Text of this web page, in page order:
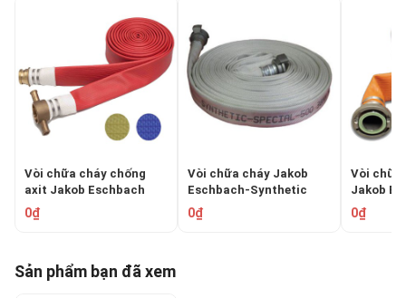
Vòi chữa cháy chống
axit Jakob Eschbach
POLYDUR RHINO
0₫
Vòi chữa cháy Jakob
Eschbach-Synthetic
Special 500
0₫
Vòi chữa
Jakob
DRAGON
0₫
Sản phẩm bạn đã xem